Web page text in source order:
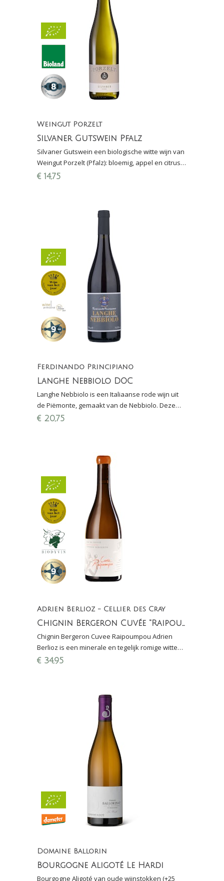
Weingut Porzelt
Silvaner Gutswein Pfalz
Silvaner Gutswein een biologische witte wijn van
Weingut Porzelt (Pfalz): bloemig, appel en citrus,
zacht en mineraal; lekker bij asperges en
€ 14,75
Ferdinando Principiano
Langhe Nebbiolo DOC
Langhe Nebbiolo is een Italiaanse rode wijn uit
de Piëmonte, gemaakt van de Nebbiolo. Deze
druif wordt ook gebruikt voor de beroemde
€ 20,75
Adrien Berlioz - Cellier des Cray
Chignin Bergeron Cuvée "Raipoumpou" Vin de Savoie
Chignin Bergeron Cuvee Raipoumpou Adrien
Berlioz is een minerale en tegelijk romige witte
wijn van 100% Rousanne uit de regio Savoie
€ 34,95
Domaine Ballorin
Bourgogne Aligoté Le Hardi
Bourgogne Aligoté van oude wijnstokken (+25